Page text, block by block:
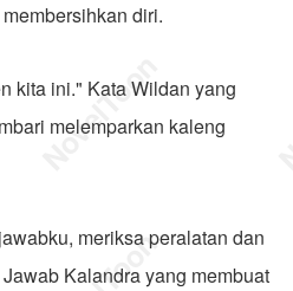
diri.
kita ini." Kata Wildan yang
melemparkan kaleng
meriksa peralatan dan
Kalandra yang membuat